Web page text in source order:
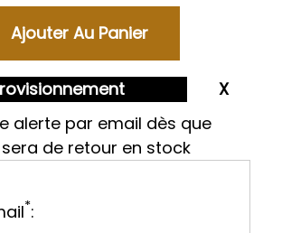
alerte par email dès que
de retour en stock
*: